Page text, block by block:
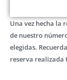
Una vez hecha la
de nuestro
elegidas.
reserva realizada